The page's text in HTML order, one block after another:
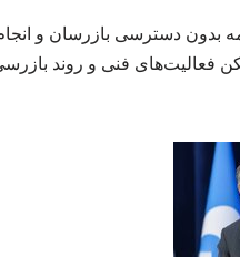
بدون دسترسی بازرسان و
فنی و روند